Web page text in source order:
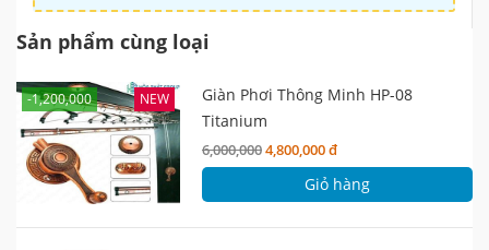
Sản phẩm cùng loại
NEW
-1,200,000
Giàn Phơi Thông Minh HP-08
Titanium
6,000,0004,800,000 đ
Giỏ hàng